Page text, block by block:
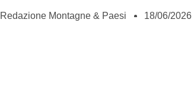
Redazione Montagne & Paesi 18/06/2026